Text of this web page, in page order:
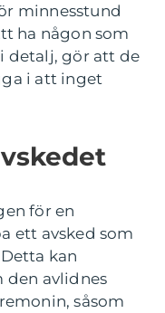
minnesstund
ha någon som
detalj, gör att de
i att inget
för en
ett avsked som
kan
den avlidnes
såsom